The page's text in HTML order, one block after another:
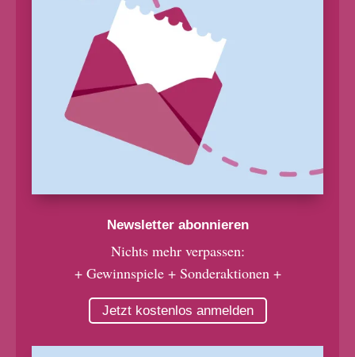
Newsletter abonnieren
Nichts mehr verpassen:
+ Gewinnspiele + Sonderaktionen +
Jetzt kostenlos anmelden